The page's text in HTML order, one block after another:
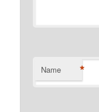
Name *